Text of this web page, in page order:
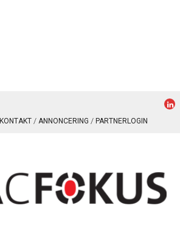
KONTAKT ANNONCERING PARTNERLOGIN